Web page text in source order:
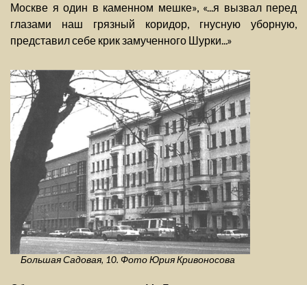
Москве я один в каменном мешке», «...я вызвал перед
глазами наш грязный коридор, гнусную уборную,
представил себе крик замученного Шурки...»
Большая Садовая, 10. Фото Юрия Кривоносова